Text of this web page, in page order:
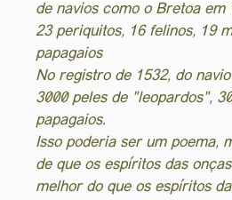
de navios como o Bretoa em
23 periquitos, 16 felinos, 19
papagaios
No registro de 1532, do
3000 peles de "leopardos",
papagaios.
Isso poderia ser um poema,
de que os espíritos das
melhor do que os espíritos